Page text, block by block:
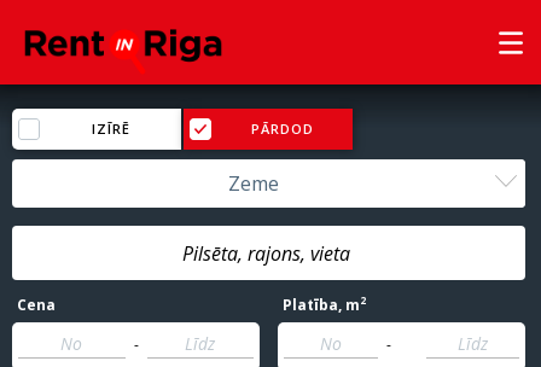
IZĪRĒ PĀRDOD
Zeme
Cena
-
Platība, m2
-